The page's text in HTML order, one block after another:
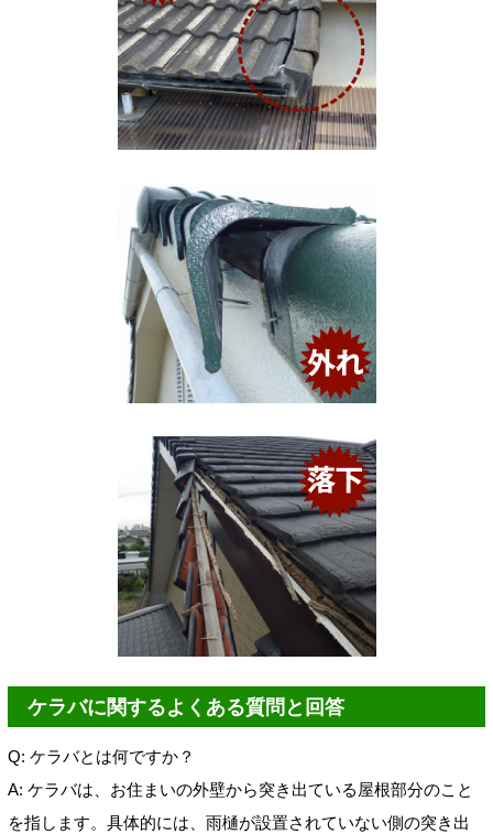
ケラバに関するよくある質問と回答
Q: ケラバとは何ですか？
A: ケラバは、お住まいの外壁から突き出ている屋根部分のこと
を指します。具体的には、雨樋が設置されていない側の突き出